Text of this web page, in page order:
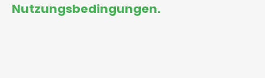
Nutzungsbedingungen.